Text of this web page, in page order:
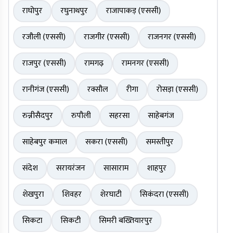
राघोपुर रघुनाथपुर
राजापाकड़ (एससी)
रजौली (एससी)
राजगीर (एससी)
राजनगर (एससी)
राजपुर (एससी)
रामगढ़
रामनगर (एससी)
रानीगंज (एससी)
रक्सौल रीगा
रोसड़ा (एससी)
रुन्नीसैदपुर
रुपौली सहरसा
साहेबगंज
साहेबपुर कमाल
सकरा (एससी)
समस्तीपुर
संदेश
सरायरंजन सासाराम
शाहपुर
शेखपुरा
शिवहर शेरघाटी
सिकंदरा (एससी)
सिकटा
सिकटी
सिमरी बख्तियारपुर